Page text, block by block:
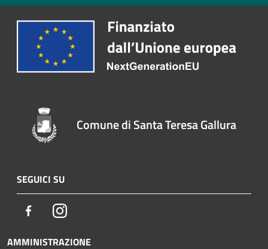
Comune di Santa Teresa Gallura
SEGUICI SU
FacebookInstagram
AMMINISTRAZIONE